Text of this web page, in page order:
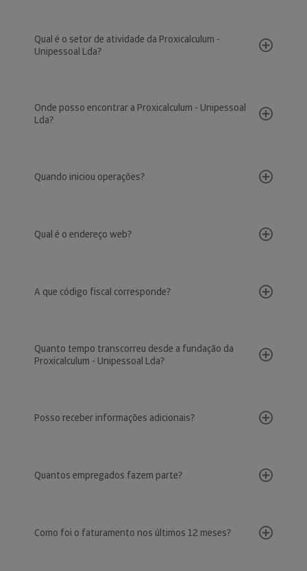
Qual é o setor de atividade da Proxicalculum -
Unipessoal Lda?
Onde posso encontrar a Proxicalculum - Unipessoal
Lda?
Quando iniciou operações?
Qual é o endereço web?
A que código fiscal corresponde?
Quanto tempo transcorreu desde a fundação da
Proxicalculum - Unipessoal Lda?
Posso receber informações adicionais?
Quantos empregados fazem parte?
Como foi o faturamento nos últimos 12 meses?